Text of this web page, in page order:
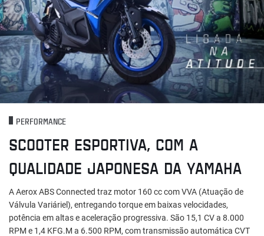
PERFORMANCE
SCOOTER ESPORTIVA, COM A
QUALIDADE JAPONESA DA YAMAHA
A Aerox ABS Connected traz motor 160 cc com VVA (Atuação de
Válvula Variáriel), entregando torque em baixas velocidades,
potência em altas e aceleração progressiva. São 15,1 CV a 8.000
RPM e 1,4 KFG.M a 6.500 RPM, com transmissão automática CVT